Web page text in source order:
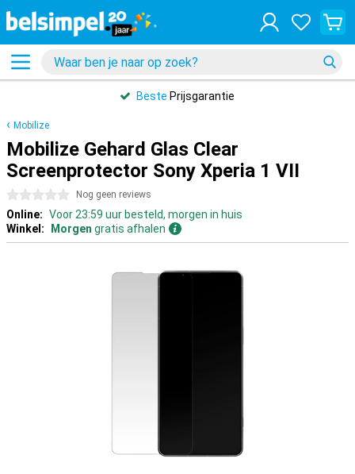
Beste Prijsgarantie
Mobilize
Mobilize Gehard Glas Clear
Screenprotector Sony Xperia 1 VII
0 sterren Nog geen reviews
Online: Voor 23:59 uur besteld, morgen in huis
Winkel:
Morgen gratis afhalen